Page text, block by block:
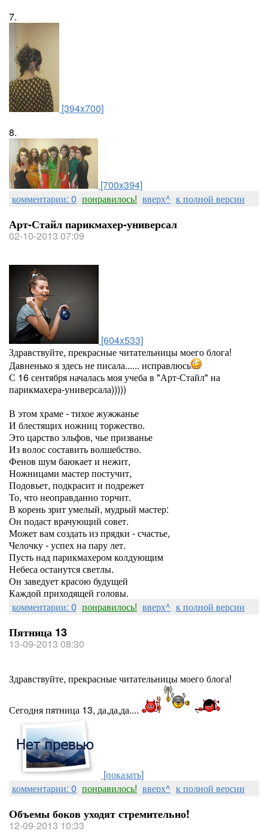
7.
[394x700]
8.
[700x394]
комментарии: 0 понравилось! вверх^ к полной версии
Арт-Стайл парикмахер-универсал
02-10-2013 07:09
[604x533]
Здравствуйте, прекрасные читательницы моего блога!
Давненько я здесь не писала...... исправлюсь
С 16 сентября началась моя учеба в "Арт-Стайл" на
парикмахера-универсала)))))
В этом храме - тихое жужжанье
И блестящих ножниц торжество.
Это царство эльфов, чье призванье
Из волос составить волшебство.
Фенов шум баюкает и нежит,
Ножницами мастер постучит,
Подовьет, подкрасит и подрежет
То, что неоправданно торчит.
В корень зрит умелый, мудрый мастер:
Он подаст врачующий совет.
Может вам создать из прядки - счастье,
Челочку - успех на пару лет.
Пусть над парикмахером колдующим
Небеса останутся светлы.
Он заведует красою будущей
Каждой приходящей головы.
комментарии: 0 понравилось! вверх^ к полной версии
Пятница 13
13-09-2013 08:30
Здравствуйте, прекрасные читательницы моего блога!
Сегодня пятница 13, да,да,да....
[показать]
комментарии: 0 понравилось! вверх^ к полной версии
Объемы боков уходят стремительно!
12-09-2013 10:33